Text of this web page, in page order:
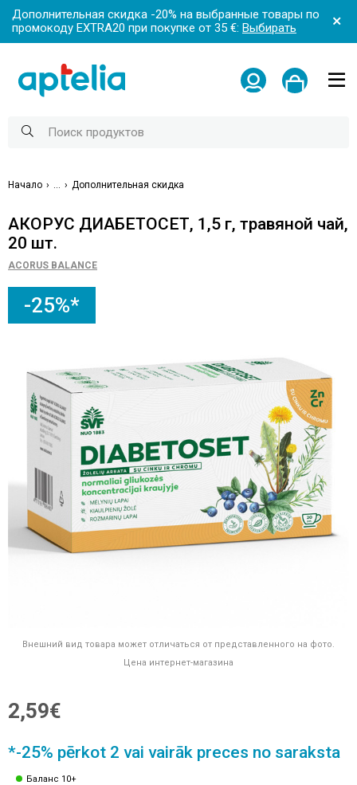
Дополнительная скидка -20% на выбранные товары по
промокоду EXTRA20 при покупке от 35 €: Выбирать
Начало Дополнительная скидка
АКОРУС ДИАБЕТОСЕТ, 1,5 г, травяной чай,
20 шт.
ACORUS BALANCE
-25%*
Внешний вид товара может отличаться от представленного на фото.
Цена интернет-магазина
2,59€
*-25% pērkot 2 vai vairāk preces no saraksta
Баланс 10+